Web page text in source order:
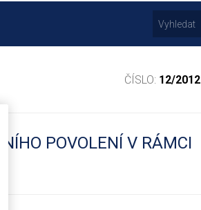
ČÍSLO: 12/2012
POVOLENÍ V RÁMCI